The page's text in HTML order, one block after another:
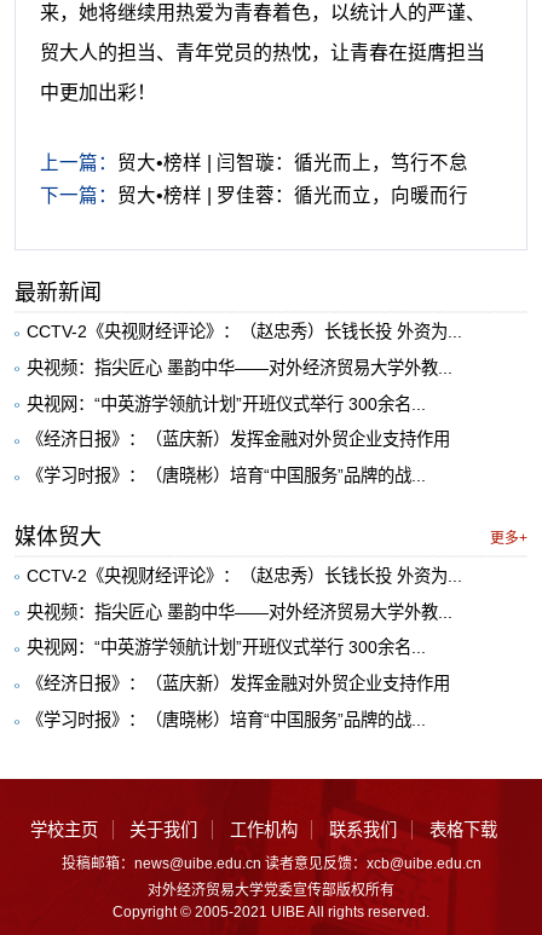
来，她将继续用热爱为青春着色，以统计人的严谨、
贸大人的担当、青年党员的热忱，让青春在挺膺担当
中更加出彩！
上一篇： 贸大•榜样 | 闫智璇：循光而上，笃行不怠
下一篇： 贸大•榜样 | 罗佳蓉：循光而立，向暖而行
最新新闻
CCTV-2《央视财经评论》：（赵忠秀）长钱长投 外资为...
央视频：指尖匠心 墨韵中华——对外经济贸易大学外教...
央视网：“中英游学领航计划”开班仪式举行 300余名...
《经济日报》：（蓝庆新）发挥金融对外贸企业支持作用
《学习时报》：（唐晓彬）培育“中国服务”品牌的战...
媒体贸大 更多+
CCTV-2《央视财经评论》：（赵忠秀）长钱长投 外资为...
央视频：指尖匠心 墨韵中华——对外经济贸易大学外教...
央视网：“中英游学领航计划”开班仪式举行 300余名...
《经济日报》：（蓝庆新）发挥金融对外贸企业支持作用
《学习时报》：（唐晓彬）培育“中国服务”品牌的战...
学校主页 关于我们 工作机构 联系我们 表格下载
投稿邮箱：news@uibe.edu.cn 读者意见反馈：xcb@uibe.edu.cn
对外经济贸易大学党委宣传部版权所有
Copyright © 2005-2021 UIBE All rights reserved.